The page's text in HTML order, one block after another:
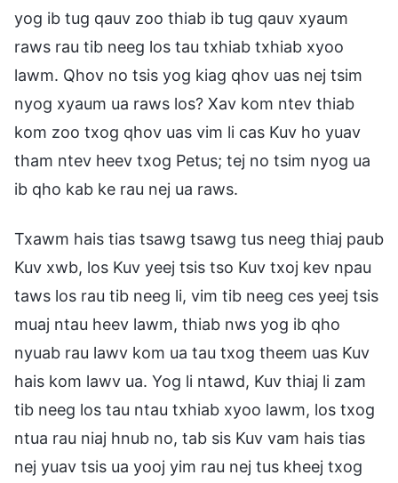
yog ib tug qauv zoo thiab ib tug qauv xyaum
raws rau tib neeg los tau txhiab txhiab xyoo
lawm. Qhov no tsis yog kiag qhov uas nej tsim
nyog xyaum ua raws los? Xav kom ntev thiab
kom zoo txog qhov uas vim li cas Kuv ho yuav
tham ntev heev txog Petus; tej no tsim nyog ua
ib qho kab ke rau nej ua raws.
Txawm hais tias tsawg tsawg tus neeg thiaj paub
Kuv xwb, los Kuv yeej tsis tso Kuv txoj kev npau
taws los rau tib neeg li, vim tib neeg ces yeej tsis
muaj ntau heev lawm, thiab nws yog ib qho
nyuab rau lawv kom ua tau txog theem uas Kuv
hais kom lawv ua. Yog li ntawd, Kuv thiaj li zam
tib neeg los tau ntau txhiab xyoo lawm, los txog
ntua rau niaj hnub no, tab sis Kuv vam hais tias
nej yuav tsis ua yooj yim rau nej tus kheej txog